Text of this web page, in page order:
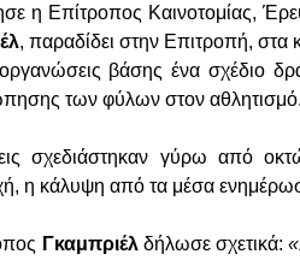
η Επίτροπος Καινοτομίας,
, παραδίδει στην Επιτροπή, στα
οργανώσεις βάσης ένα σχέδιο
των φύλων στον αθλητισμό.
σχεδιάστηκαν γύρω από
η κάλυψη από τα μέσα
Γκαμπριέλδήλωσε σχετικά: